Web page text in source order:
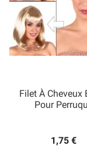
Filet À Cheveux
Pour
1,75 €